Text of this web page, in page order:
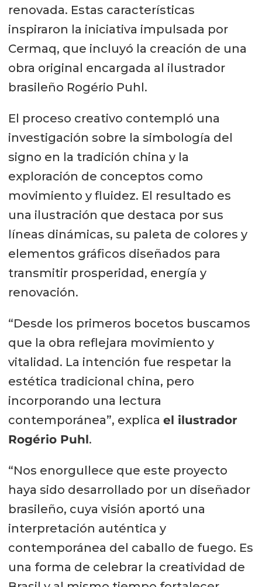
renovada. Estas características
inspiraron la iniciativa impulsada por
Cermaq, que incluyó la creación de una
obra original encargada al ilustrador
brasileño Rogério Puhl.
El proceso creativo contempló una
investigación sobre la simbología del
signo en la tradición china y la
exploración de conceptos como
movimiento y fluidez. El resultado es
una ilustración que destaca por sus
líneas dinámicas, su paleta de colores y
elementos gráficos diseñados para
transmitir prosperidad, energía y
renovación.
“Desde los primeros bocetos buscamos
que la obra reflejara movimiento y
vitalidad. La intención fue respetar la
estética tradicional china, pero
incorporando una lectura
contemporánea”, explica el ilustrador
Rogério Puhl.
“Nos enorgullece que este proyecto
haya sido desarrollado por un diseñador
brasileño, cuya visión aportó una
interpretación auténtica y
contemporánea del caballo de fuego. Es
una forma de celebrar la creatividad de